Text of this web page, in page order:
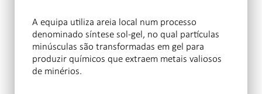
A equipa utiliza areia local num processo
denominado síntese sol-gel, no qual partículas
minúsculas são transformadas em gel para
produzir químicos que extraem metais valiosos
de minérios.